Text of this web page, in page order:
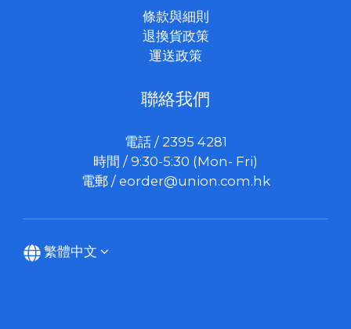
條款與細則
退換貨政策
運送政策
聯絡我們
電話 / 2395 4281
時間 / 9:30-5:30 (Mon- Fri)
電郵 / eorder@union.com.hk
繁體中文